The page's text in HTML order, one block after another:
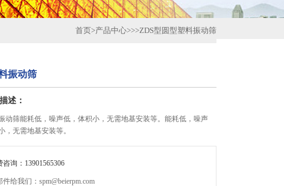
首页>产品中心>>>ZDS型圆型塑料振动筛
振动筛
述：
动筛能耗低，噪声低，体积小，无需地基安装等。能耗低，噪声
，无需地基安装等。
咨询：13901565306
件给我们：spm@beierpm.com